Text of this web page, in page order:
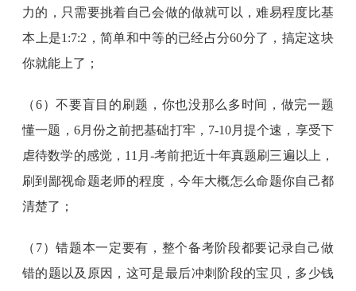
力的，只需要挑着自己会做的做就可以，难易程度比基
本上是1:7:2，简单和中等的已经占分60分了，搞定这块
你就能上了；
（6）不要盲目的刷题，你也没那么多时间，做完一题
懂一题，6月份之前把基础打牢，7-10月提个速，享受下
虐待数学的感觉，11月-考前把近十年真题刷三遍以上，
刷到鄙视命题老师的程度，今年大概怎么命题你自己都
清楚了；
（7）错题本一定要有，整个备考阶段都要记录自己做
错的题以及原因，这可是最后冲刺阶段的宝贝，多少钱